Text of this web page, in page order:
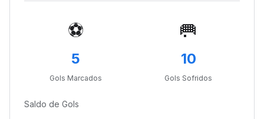
⚽
5
Gols Marcados
🥅
10
Gols Sofridos
Saldo de Gols